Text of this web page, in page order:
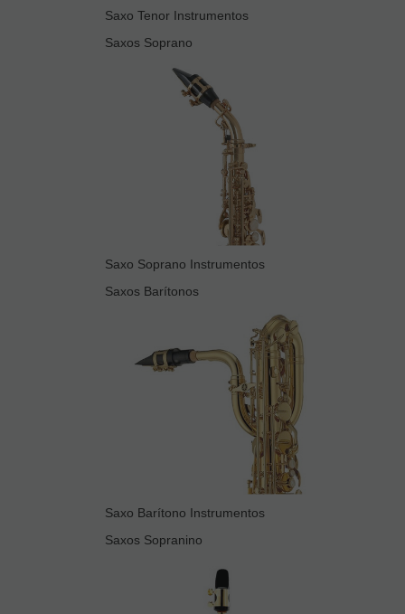
Saxo Tenor Instrumentos
Saxos Soprano
Saxo Soprano Instrumentos
Saxos Barítonos
Saxo Barítono Instrumentos
Saxos Sopranino